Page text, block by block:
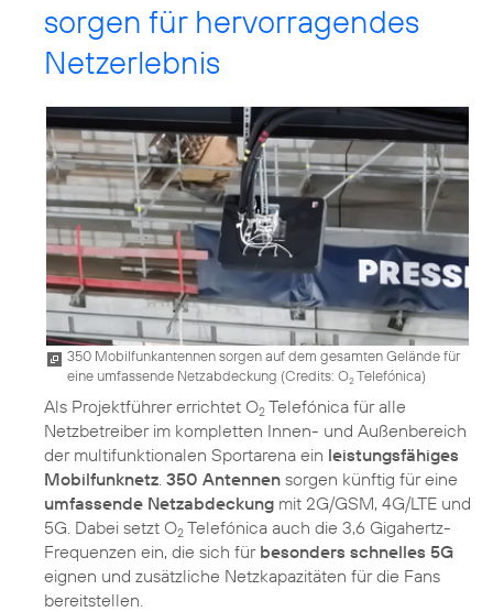
sorgen für hervorragendes
Netzerlebnis
350 Mobilfunkantennen sorgen auf dem gesamten Gelände für
eine umfassende Netzabdeckung (Credits: O2Telefónica)
Als Projektführer errichtet O2 Telefónica für alle
Netzbetreiber im kompletten Innen- und Außenbereich
der multifunktionalen Sportarena ein leistungsfähiges
Mobilfunknetz 350 Antennen sorgen künftig für eine
umfassende Netzabdeckung mit 2G/GSM, 4G/LTE und
5G. Dabei setzt O2 Telefónica auch die 3,6 Gigahertz-
Frequenzen ein, die sich für besonders schnelles 5G
eignen und zusätzliche Netzkapazitäten für die Fans
bereitstellen.